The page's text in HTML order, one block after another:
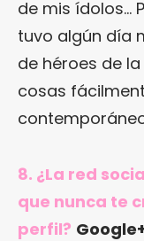
de mis ídolos…
tuvo algún día
de héroes de
cosas
8. ¿La red
que nunca te
perfil?